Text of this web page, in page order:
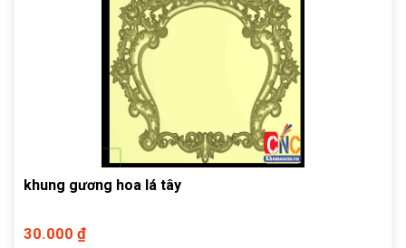
khung gương hoa lá tây
30.000 ₫